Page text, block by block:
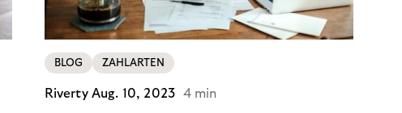
BLOG ZAHLARTEN
Riverty Aug. 10, 2023 4 min